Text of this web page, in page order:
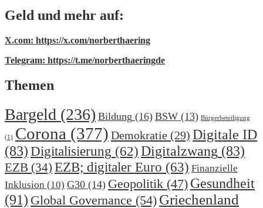
Geld und mehr auf:
X.com: https://x.com/norberthaering
Telegram: https://t.me/norberthaeringde
Themen
Bargeld (236) Bildung (16) BSW (13) Bürgerbeteiligung
(1) Corona (377) Demokratie (29) Digitale ID
(83) Digitalisierung (62) Digitalzwang (83)
EZB (34) EZB; digitaler Euro (63) Finanzielle
Inklusion (10) G30 (14) Geopolitik (47) Gesundheit
(91) Global Governance (54) Griechenland